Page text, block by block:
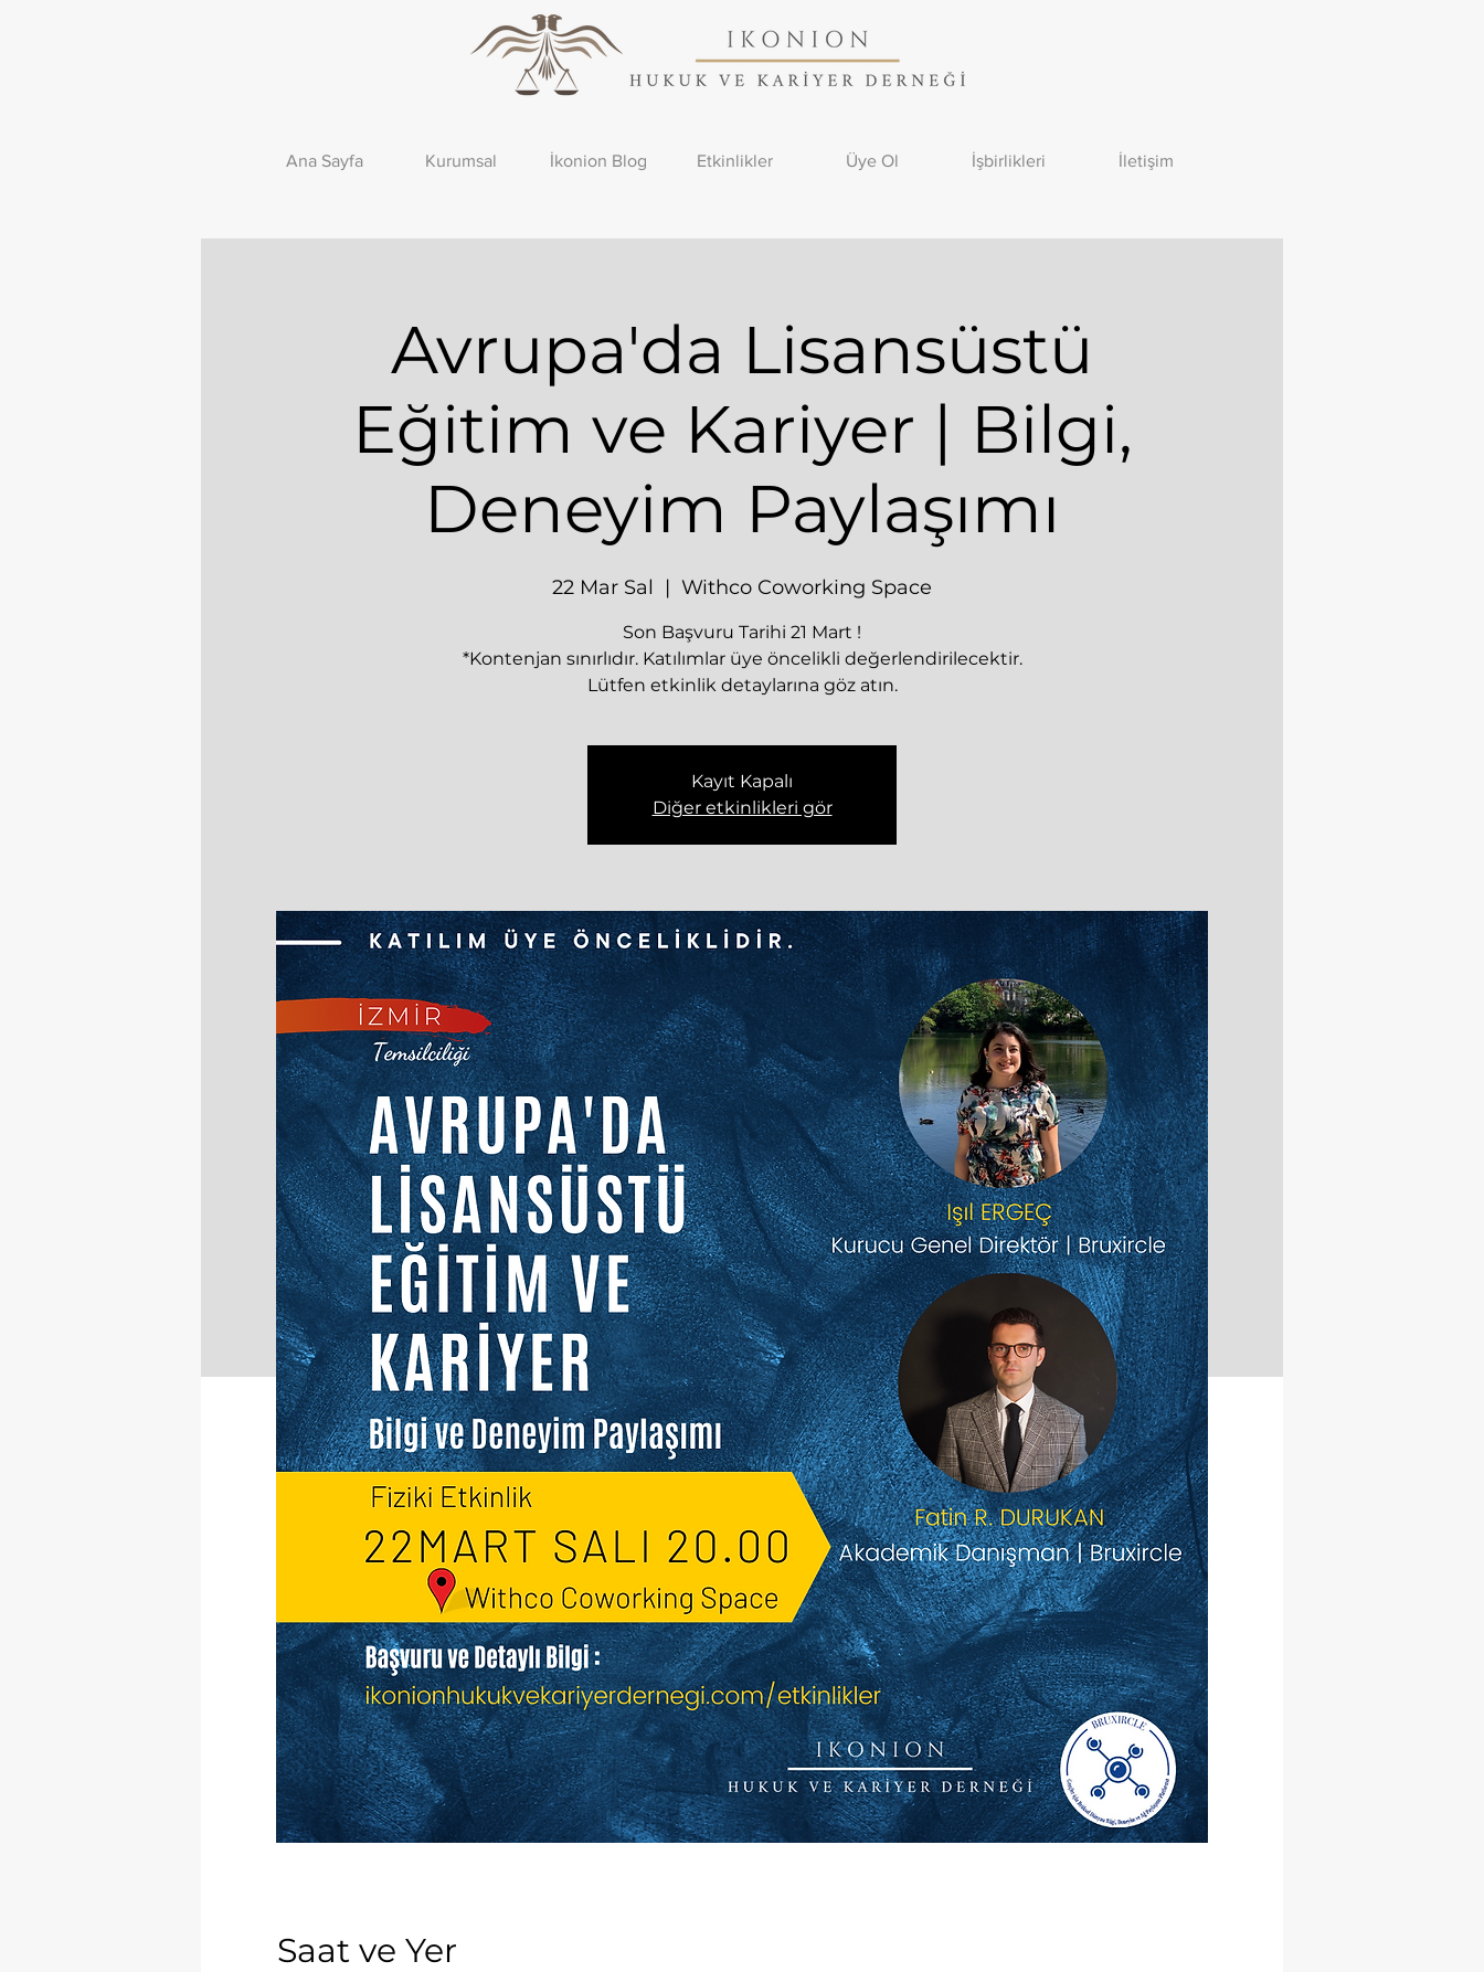
Ana Sayfa Kurumsal İkonion Blog Etkinlikler Üye Ol İşbirlikleri İletişim
Avrupa'da Lisansüstü
Eğitim ve Kariyer | Bilgi,
Deneyim Paylaşımı
22 Mar Sal
  |
Withco Coworking Space
Son Başvuru Tarihi 21 Mart !
*Kontenjan sınırlıdır. Katılımlar üye öncelikli değerlendirilecektir.
Lütfen etkinlik detaylarına göz atın.
Kayıt Kapalı
Diğer etkinlikleri gör
Saat ve Yer